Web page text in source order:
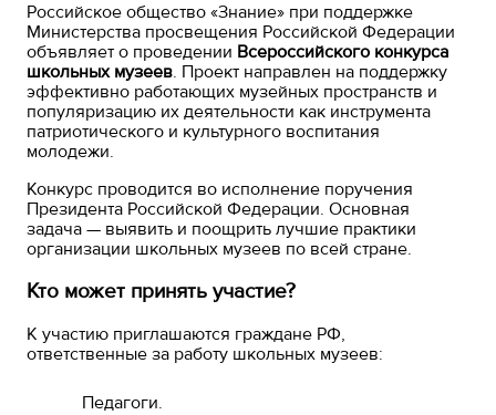
Российское общество «Знание» при поддержке
Министерства просвещения Российской Федерации
объявляет о проведении Всероссийского конкурса
школьных музеев. Проект направлен на поддержку
эффективно работающих музейных пространств и
популяризацию их деятельности как инструмента
патриотического и культурного воспитания
молодежи.
Конкурс проводится во исполнение поручения
Президента Российской Федерации. Основная
задача — выявить и поощрить лучшие практики
организации школьных музеев по всей стране.
Кто может принять участие?
К участию приглашаются граждане РФ,
ответственные за работу школьных музеев:
Педагоги.